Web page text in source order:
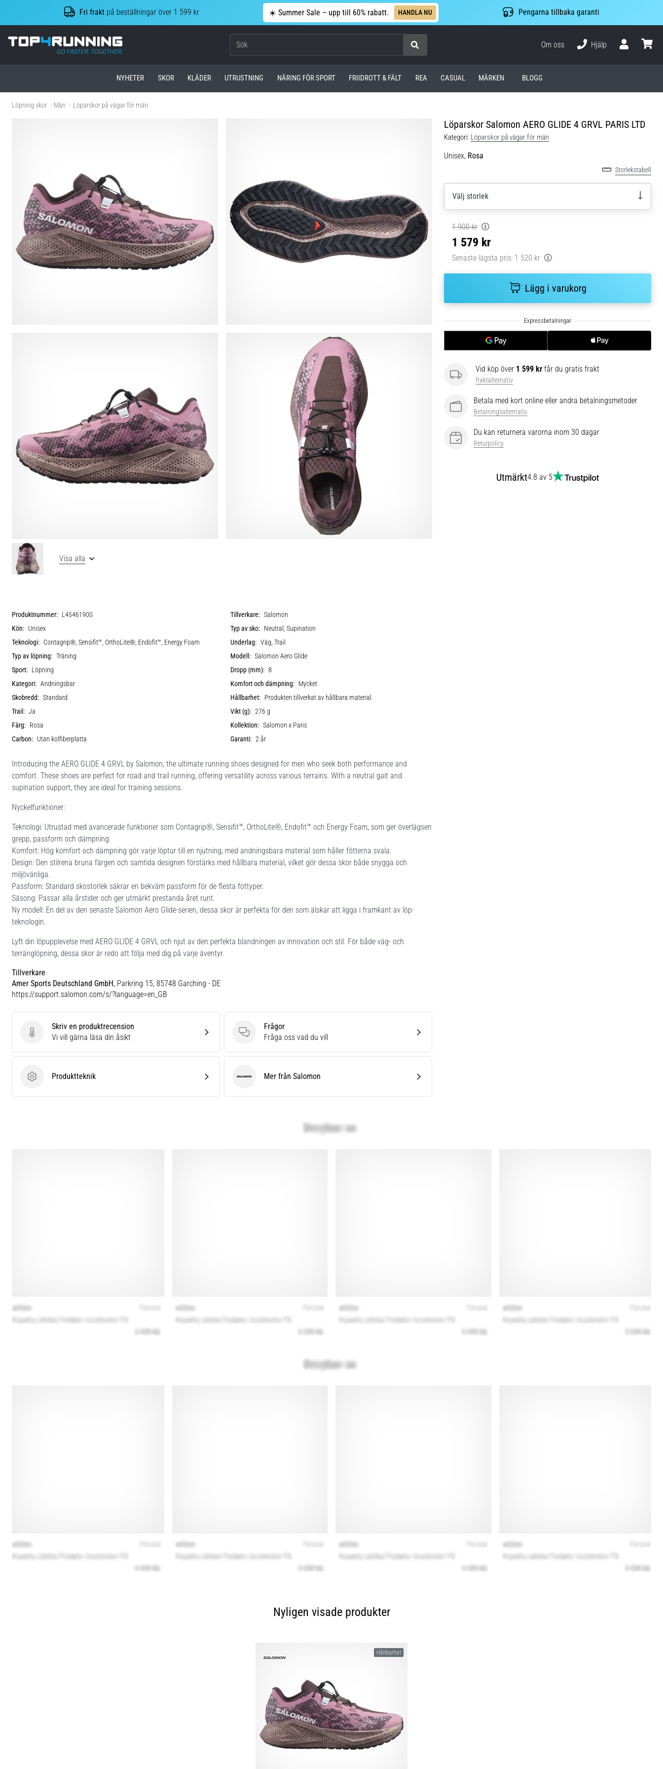
Fri frakt på beställningar över 1 599 kr ☀️ Summer Sale – upp till 60% rabatt. HANDLA NU Pengarna tillbaka garanti
Top4Running.se
Om oss
Hjälp
NYHETER SKOR KLÄDER UTRUSTNING NÄRING FÖR SPORT FRIIDROTT & FÄLT REA CASUAL MÄRKEN BLOGG
Löpning skor Män Löparskor på vägar för män
Löparskor Salomon AERO GLIDE 4 GRVL PARIS LTD
Kategori: Löparskor på vägar för män
Unisex, Rosa
Storlekstabell
Välj storlek
1 900 kr
1 579 kr
Senaste lägsta pris: 1 520 kr
Lägg i varukorg
Vid köp över 1 599 kr får du gratis frakt
fraktalternativ
Betala med kort online eller andra betalningsmetoder
Betalningsalternativ
Du kan returnera varorna inom 30 dagar
Returpolicy
Utmärkt4.8 av 5
Visa alla
Produktnummer: L45461900 Tillverkare: Salomon
Kön: Unisex Typ av sko: Neutral, Supination
Teknologi: Contagrip®, Sensifit™, OrthoLite®, Endofit™, Energy Foam Underlag: Väg, Trail
Typ av löpning: Träning Modell: Salomon Aero Glide
Sport: Löpning Dropp (mm): 8
Kategori: Andningsbar Komfort och dämpning: Mycket
Skobredd: Standard Hållbarhet: Produkten tillverkat av hållbara material
Trail: Ja Vikt (g): 276 g
Färg: Rosa Kollektion: Salomon x Paris
Carbon: Utan kolfiberplatta Garanti: 2 år
Introducing the AERO GLIDE 4 GRVL by Salomon, the ultimate running shoes designed for men who seek both performance and
comfort. These shoes are perfect for road and trail running, offering versatility across various terrains. With a neutral gait and
supination support, they are ideal for training sessions.
Nyckelfunktioner:
Teknologi: Utrustad med avancerade funktioner som Contagrip®, Sensifit™, OrthoLite®, Endofit™ och Energy Foam, som ger överlägsen
grepp, passform och dämpning.
Komfort: Hög komfort och dämpning gör varje löptur till en njutning, med andningsbara material som håller fötterna svala.
Design: Den stilrena bruna färgen och samtida designen förstärks med hållbara material, vilket gör dessa skor både snygga och
miljövänliga.
Passform: Standard skostorlek säkrar en bekväm passform för de flesta fottyper.
Säsong: Passar alla årstider och ger utmärkt prestanda året runt.
Ny modell: En del av den senaste Salomon Aero Glide-serien, dessa skor är perfekta för den som älskar att ligga i framkant av löp-
teknologin.
Lyft din löpupplevelse med AERO GLIDE 4 GRVL och njut av den perfekta blandningen av innovation och stil. För både väg- och
terränglöpning, dessa skor är redo att följa med dig på varje äventyr.
Tillverkare
Amer Sports Deutschland GmbH, Parkring 15, 85748 Garching - DE
https://support.salomon.com/s/?language=en_GB
Skriv en produktrecension
Skriv en produktrecension
Vi vill gärna läsa din åsikt
Frågor
Frågor
Fråga oss vad du vill
ProduktteknikProduktteknik SalomonMer från Salomon
Nyligen visade produkter
Hållbarhet